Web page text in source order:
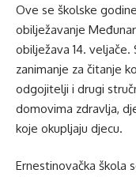
Ove se školske
obilježavanje
obilježava 14.
zanimanje za čitanje
odgojitelji i drugi
domovima zdravlja,
koje okupljaju djecu.
Ernestinovačka škola